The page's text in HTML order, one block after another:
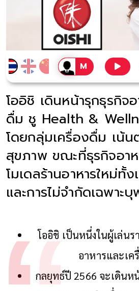
โออิชิ เดินหน้ารุกธุรกิจอ
ดื่ม ชู Health &
โดยกลุ่มเครื่องดื่ม เน้
สุขภาพ ขณะที่ธุรกิจอาห
โมเดลร้านอาหารใหม่ทั้
และการไม่จำกัดเฉพาะ
โออิชิ เป็นหนึ่งในผู้เล่นร
อาหารและเค
กลยุทธ์ปี 2566 จะเดินหน้